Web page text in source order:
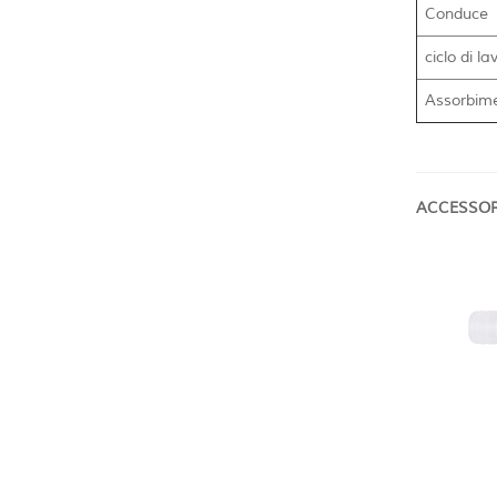
Conduce
ciclo di